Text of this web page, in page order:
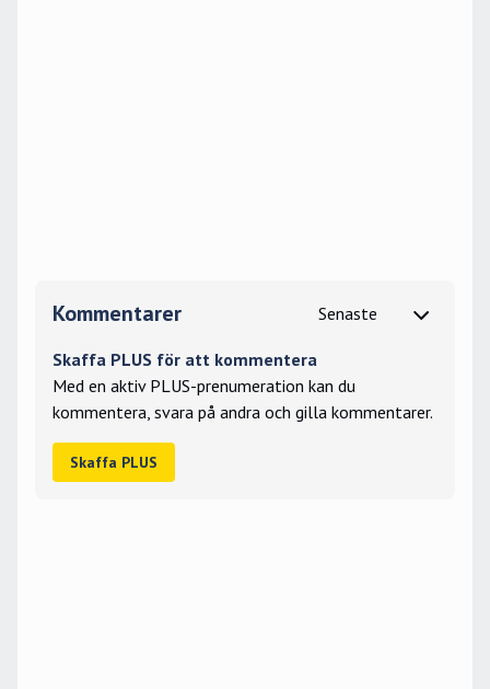
Kommentarer
Skaffa PLUS för att kommentera
Med en aktiv PLUS-prenumeration kan du
kommentera, svara på andra och gilla kommentarer.
Skaffa PLUS